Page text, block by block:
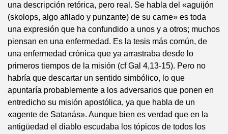
una descripción retórica, pero real. Se habla del «aguijón
(skolops, algo afilado y punzante) de su carne» es toda
una expresión que ha confundido a unos y a otros; muchos
piensan en una enfermedad. Es la tesis más común, de
una enfermedad crónica que ya arrastraba desde lo
primeros tiempos de la misión (cf Gal 4,13-15). Pero no
habría que descartar un sentido simbólico, lo que
apuntaría probablemente a los adversarios que ponen en
entredicho su misión apostólica, ya que habla de un
«agente de Satanás». Aunque bien es verdad que en la
antigüedad el diablo escudaba los tópicos de todos los